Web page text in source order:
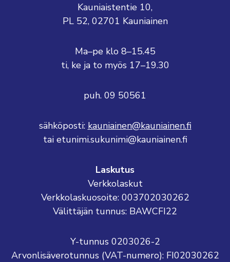
Kauniaistentie 10,
PL 52, 02701 Kauniainen
Ma–pe klo 8–15.45
ti, ke ja to myös 17–19.30
puh. 09 50561
sähköposti: kauniainen@kauniainen.fi
tai etunimi.sukunimi@kauniainen.fi
Laskutus
Verkkolaskut
Verkkolaskuosoite: 003702030262
Välittäjän tunnus: BAWCFI22
Y-tunnus 0203026-2
Arvonlisäverotunnus (VAT-numero): FI02030262